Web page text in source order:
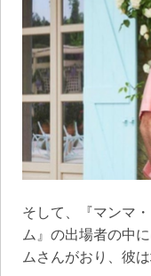
そして、『マンマ
ム』の出場者の中
ムさんがおり、彼